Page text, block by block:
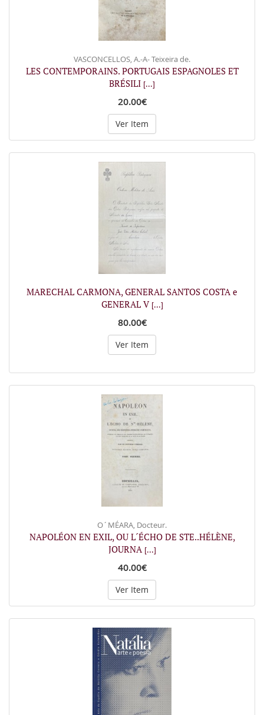
VASCONCELLOS, A.-A- Teixeira de.
LES CONTEMPORAINS. PORTUGAIS ESPAGNOLES ET
BRÉSILI [...]
20.00€
Ver Item
MARECHAL CARMONA, GENERAL SANTOS COSTA e
GENERAL V [...]
80.00€
Ver Item
O´MÉARA, Docteur.
NAPOLÉON EN EXIL, OU L´ÉCHO DE STE..HÉLÈNE,
JOURNA [...]
40.00€
Ver Item